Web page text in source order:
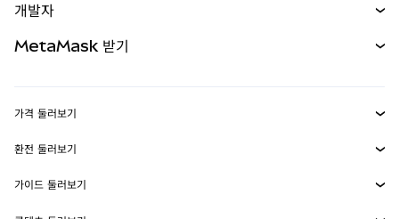
무기한 선물
실물자산
개발자
MetaMask Connect
Snaps
MetaMask 받기
보안
가격 둘러보기
이더리움 가격
솔라나 가격
환전 둘러보기
ETH를 USD로 환전
가이드 둘러보기